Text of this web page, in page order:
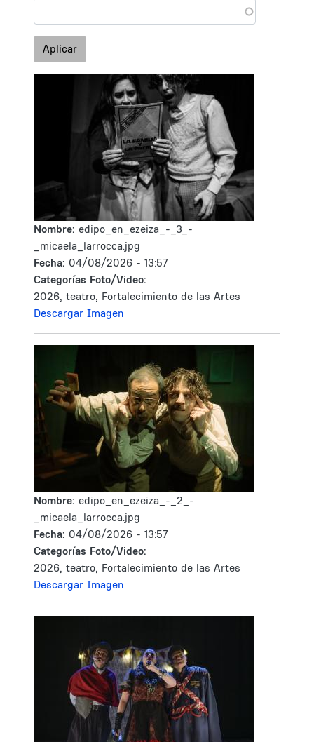
Aplicar
Nombre: edipo_en_ezeiza_-_3_-
_micaela_larrocca.jpg
Fecha: 04/08/2026 - 13:57
Categorías Foto/Video:
2026, teatro, Fortalecimiento de las Artes
Descargar Imagen
Nombre: edipo_en_ezeiza_-_2_-
_micaela_larrocca.jpg
Fecha: 04/08/2026 - 13:57
Categorías Foto/Video:
2026, teatro, Fortalecimiento de las Artes
Descargar Imagen